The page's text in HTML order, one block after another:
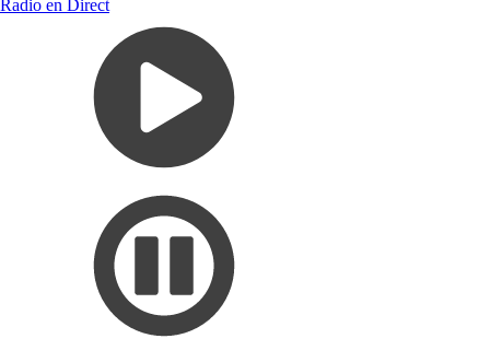
Radio en Direct